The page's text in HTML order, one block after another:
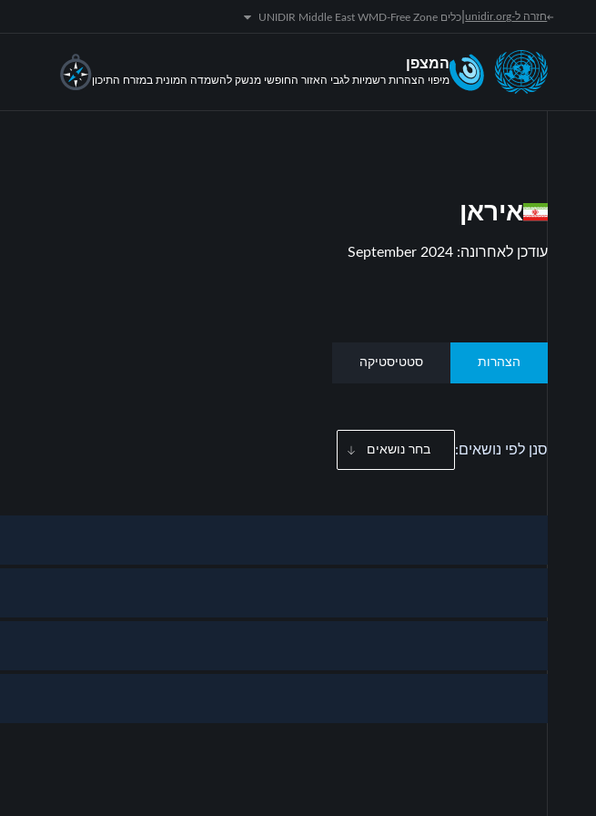
חזרה ל-unidir.org | כלים UNIDIR Middle East WMD-Free Zone
המצפן
מיפוי הצהרות רשמיות לגבי האזור החופשי מנשק להשמדה המונית במזרח התיכון
איראן
עודכן לאחרונה:
September 2024
הצהרות סטטיסטיקה
סנן לפי נושאים: בחר נושאים